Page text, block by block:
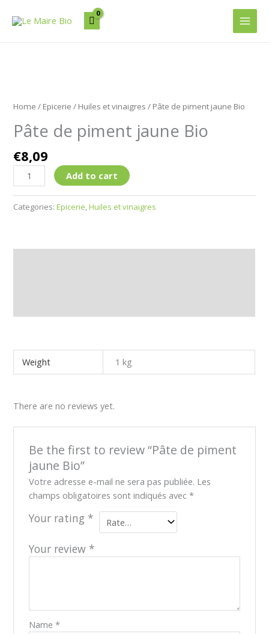
Main
Home / Epicerie / Huiles et vinaigres / Pâte de piment jaune Bio
Pâte de piment jaune Bio
€8,09
de
jaune
quantity
Add to cart
Categories:Epicerie ,Huiles et vinaigres
Weight 1 kg
There are no reviews yet.
Be the first to review “Pâte de piment
jaune Bio”
Votre adresse e-mail ne sera pas publiée. Les
champs obligatoires sont indiqués avec *
Your rating *
Your review *
Name *